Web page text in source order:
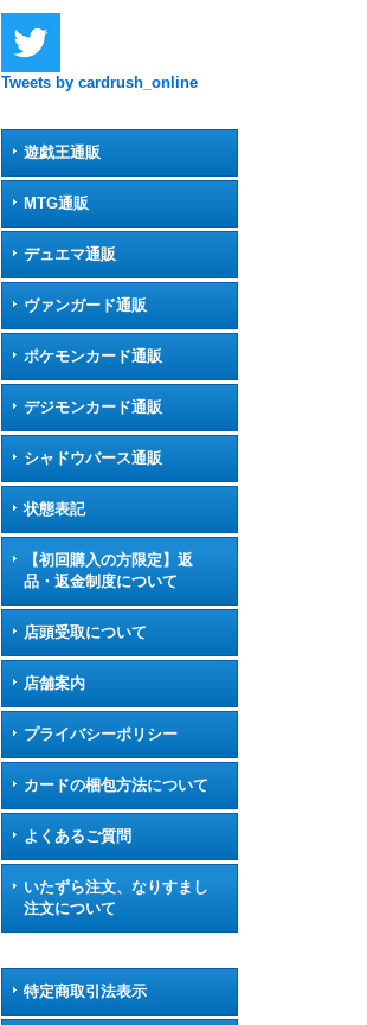
Tweets by cardrush_online
遊戯王通販
MTG通販
デュエマ通販
ヴァンガード通販
ポケモンカード通販
デジモンカード通販
シャドウバース通販
状態表記
【初回購入の方限定】返
品・返金制度について
店頭受取について
店舗案内
プライバシーポリシー
カードの梱包方法について
よくあるご質問
いたずら注文、なりすまし
注文について
特定商取引法表示